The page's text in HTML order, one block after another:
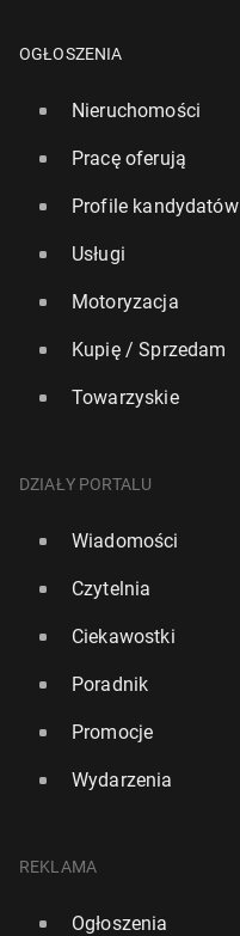
OGŁOSZENIA
Nieruchomości
Pracę oferują
Profile kandydatów
Usługi
Motoryzacja
Kupię / Sprzedam
Towarzyskie
DZIAŁY PORTALU
Wiadomości
Czytelnia
Ciekawostki
Poradnik
Promocje
Wydarzenia
REKLAMA
Ogłoszenia